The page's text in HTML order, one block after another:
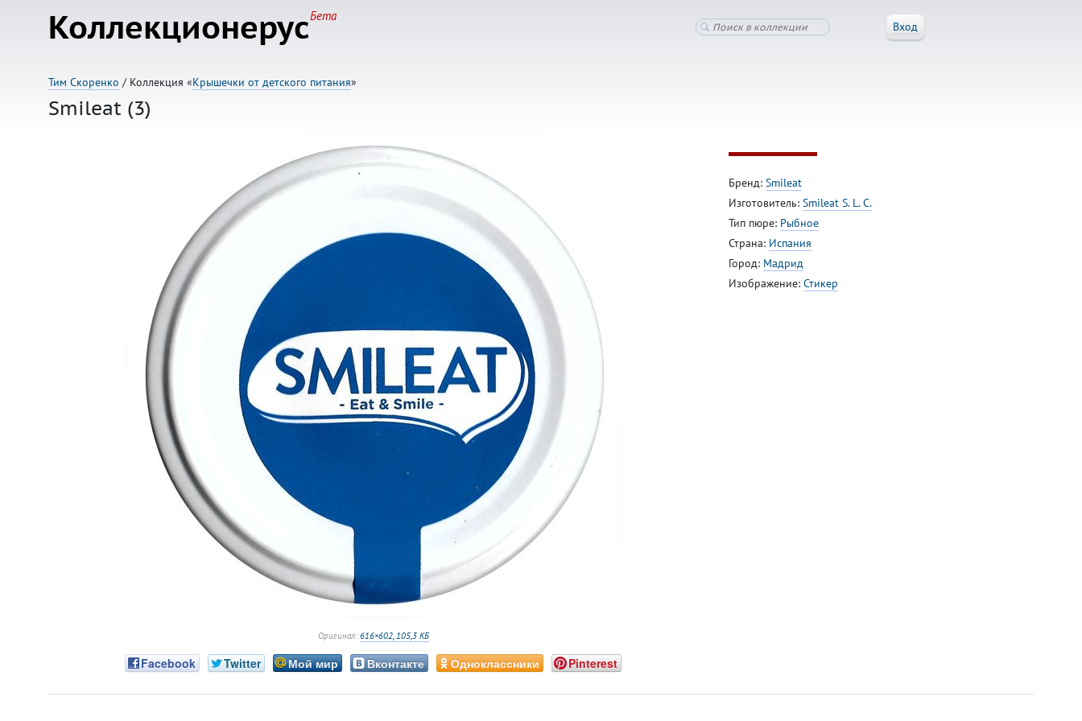
КоллекционерусБета
Вход
Тим Скоренко / Коллекция «Крышечки от детского питания»
Smileat (3)
Оригинал: 616×602, 105,3 КБ
Facebook Twitter Мой мир Вконтакте Одноклассники Pinterest
Бренд: Smileat
Изготовитель: Smileat S. L. C.
Тип пюре: Рыбное
Страна: Испания
Город: Мадрид
Изображение: Стикер